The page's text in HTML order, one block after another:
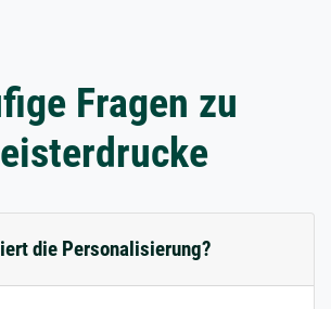
Fragen zu
die Personalisierung?